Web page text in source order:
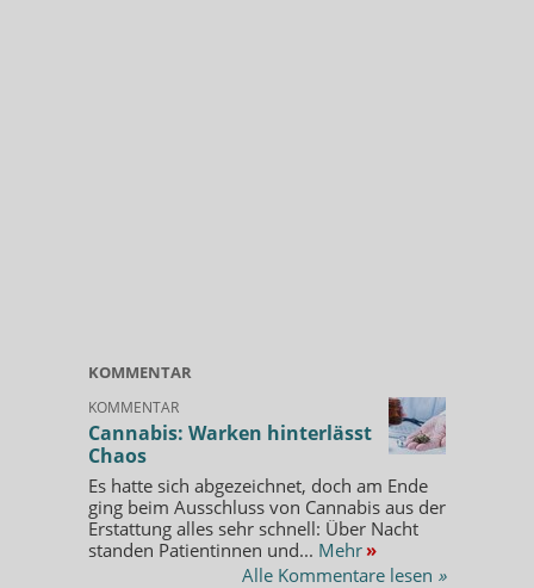
KOMMENTAR
KOMMENTAR
Cannabis: Warken hinterlässt
Chaos
Es hatte sich abgezeichnet, doch am Ende
ging beim Ausschluss von Cannabis aus der
Erstattung alles sehr schnell: Über Nacht
standen Patientinnen und... Mehr »
Alle Kommentare lesen »